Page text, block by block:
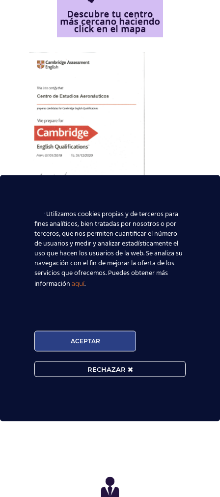

Convocatorias constantes.
Horarios Flexibles.

Utilizamos cookies propias y de terceros para
fines analíticos, bien tratadas por nosotros o por
terceros, que nos permiten cuantificar el número
de usuarios y medir y analizar estadísticamente el
uso que hacen los usuarios de la web. Se analiza su
navegación con el fin de mejorar la oferta de los
servicios que ofrecemos. Puedes obtener más
información aquí.
ACEPTAR
RECHAZAR